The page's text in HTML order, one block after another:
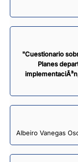
"Cuestionario
Planes
Albeiro Vanegas